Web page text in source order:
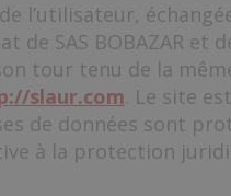
l’utilisateur,
SAS BOBAZAR et
tour tenu de la
slaur.com. Le site
de données sont
à la protection